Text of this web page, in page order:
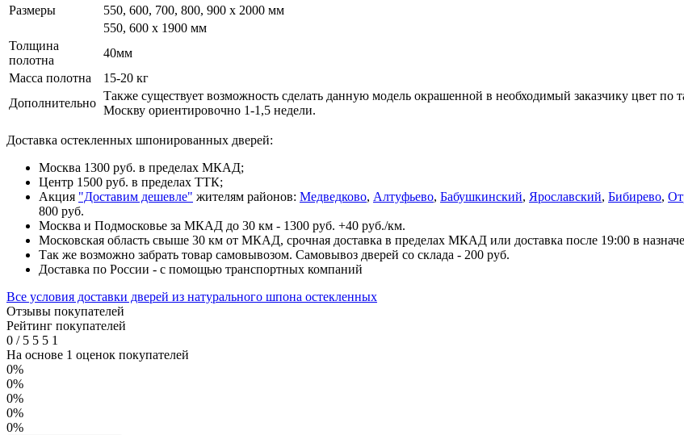
Размеры
550, 600, 700, 800, 900 x 2000 мм
550, 600 х 1900 мм
Толщина
полотна
40мм
Масса полотна
15-20 кг
Дополнительно
Также существует возможность сделать данную модель окрашенной в необходимый заказчику цвет по
Москву ориентировочно 1-1,5 недели.
Доставка остекленных шпонированных дверей:
Москва 1300 руб. в пределах МКАД;
Центр 1500 руб. в пределах ТТК;
Акция "Доставим дешевле" жителям районов: Медведково, Алтуфьево, Бабушкинский, Ярославский, Бибирево,
800 руб.
Москва и Подмосковье за МКАД до 30 км - 1300 руб. +40 руб./км.
Московская область свыше 30 км от МКАД, срочная доставка в пределах МКАД или доставка после 19:00 в
Так же возможно забрать товар самовывозом. Самовывоз дверей со склада - 200 руб.
Доставка по России - с помощью транспортных компаний
Все условия доставки дверей из натурального шпона остекленных
Отзывы покупателей
Рейтинг покупателей
0 /5 5 5 1
На основе 1 оценок покупателей
0%
0%
0%
0%
0%